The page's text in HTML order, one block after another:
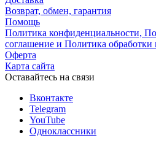
Возврат, обмен, гарантия
Помощь
Политика конфиденциальности,
соглашение и Политика
Оферта
Карта сайта
Оставайтесь на связи
Вконтакте
Telegram
YouTube
Одноклассники